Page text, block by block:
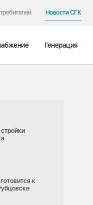
Новости СГК
Генерация
к